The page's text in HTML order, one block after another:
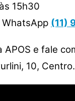
15h30
(11)
APOS e fale
10, Centro.